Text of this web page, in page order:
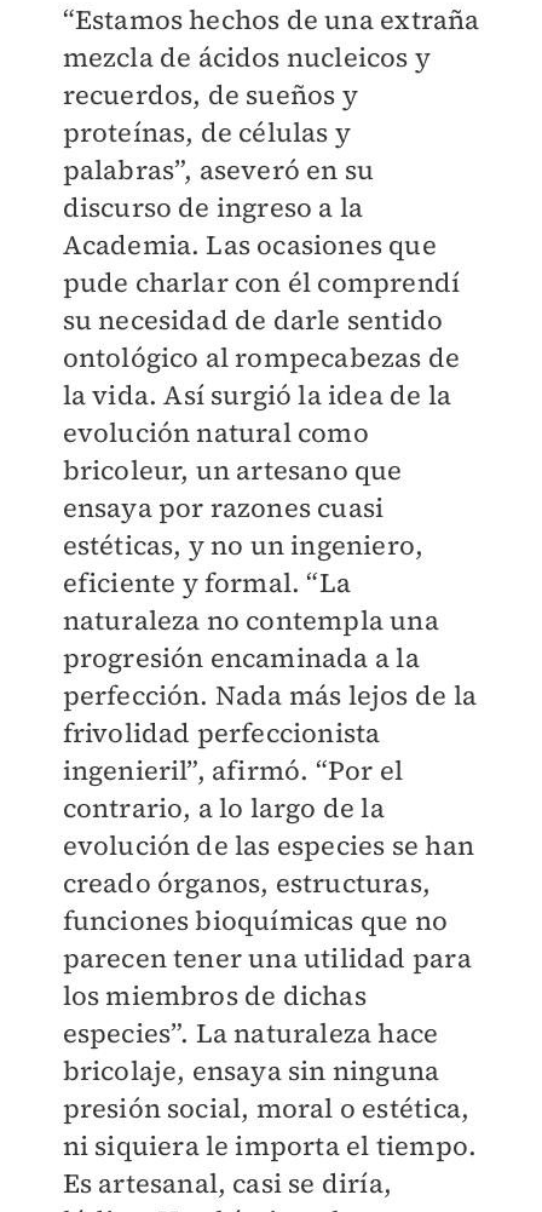
“Estamos hechos de una extraña
mezcla de ácidos nucleicos y
recuerdos, de sueños y
proteínas, de células y
palabras”, aseveró en su
discurso de ingreso a la
Academia. Las ocasiones que
pude charlar con él comprendí
su necesidad de darle sentido
ontológico al rompecabezas de
la vida. Así surgió la idea de la
evolución natural como
bricoleur, un artesano que
ensaya por razones cuasi
estéticas, y no un ingeniero,
eficiente y formal. “La
naturaleza no contempla una
progresión encaminada a la
perfección. Nada más lejos de la
frivolidad perfeccionista
ingenieril”, afirmó. “Por el
contrario, a lo largo de la
evolución de las especies se han
creado órganos, estructuras,
funciones bioquímicas que no
parecen tener una utilidad para
los miembros de dichas
especies”. La naturaleza hace
bricolaje, ensaya sin ninguna
presión social, moral o estética,
ni siquiera le importa el tiempo.
Es artesanal, casi se diría,